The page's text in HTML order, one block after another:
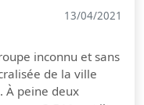
13/04/2021
inconnu et sans
de la ville
À peine deux